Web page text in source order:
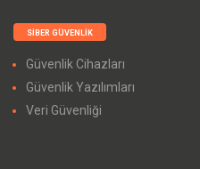
SIBER GÜVENLIK
Güvenlik Cihazları
Güvenlik Yazılımları
Veri Güvenliği